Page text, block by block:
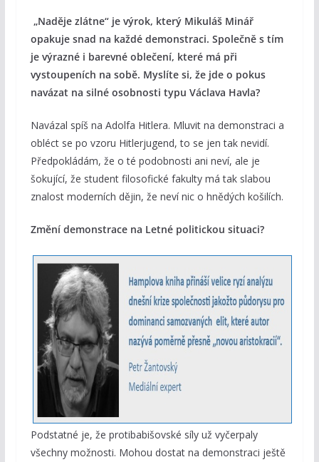
„Naděje zlátne“ je výrok, který Mikuláš Minář
opakuje snad na každé demonstraci. Společně s tím
je výrazné i barevné oblečení, které má při
vystoupeních na sobě. Myslíte si, že jde o pokus
navázat na silné osobnosti typu Václava Havla?
Navázal spíš na Adolfa Hitlera. Mluvit na demonstraci a
obléct se po vzoru Hitlerjugend, to se jen tak nevidí.
Předpokládám, že o té podobnosti ani neví, ale je
šokující, že student filosofické fakulty má tak slabou
znalost moderních dějin, že neví nic o hnědých košilích.
Změní demonstrace na Letné politickou situaci?
Podstatné je, že protibabišovské síly už vyčerpaly
všechny možnosti. Mohou dostat na demonstraci ještě